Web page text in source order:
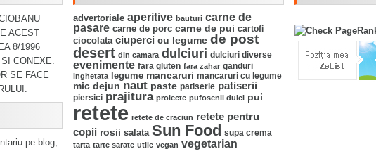
ACEST
8/1996
CONEXE.
SE FACE
pe blog,
advertoriale aperitive bauturi carne de
pasare carne de porc carne de pui cartofi
ciocolata ciuperci cu legume de post
desert din camara dulciuri dulciuri diverse
evenimente fara gluten fara zahar ganduri
inghetata legume mancaruri mancaruri cu legume
mic dejun naut paste patiserie patiserii
piersici prajitura proiecte pufosenii dulci pui
retete retete de craciun retete pentru
copii rosii salata Sun Food supa crema
tarta tarte sarate utile vegan vegetarian